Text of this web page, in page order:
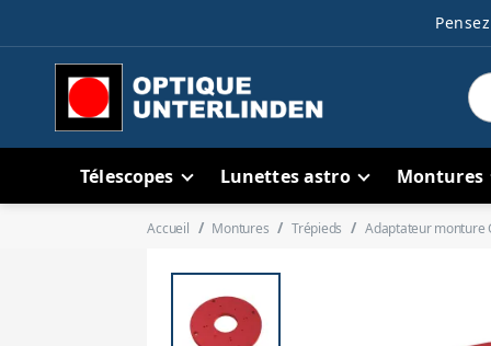
Télescopes Lunettes astro Montures
Accueil Montures Trépieds Adaptateur monture